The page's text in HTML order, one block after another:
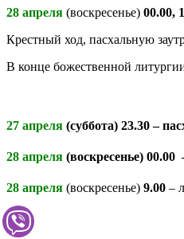
28 апреля (воскресенье) 00.00,
Крестный ход, пасхальную
В конце божественной
27 апреля (суббота) 23.30–
28 апреля (воскресенье) 00.00
28 апреля (воскресенье) 9.00 –